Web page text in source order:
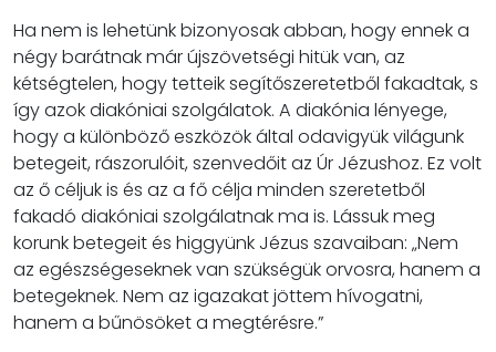
Ha nem is lehetünk bizonyosak abban, hogy ennek a
négy barátnak már újszövetségi hitük van, az
kétségtelen, hogy tetteik segítőszeretetből fakadtak, s
így azok diakóniai szolgálatok. A diakónia lényege,
hogy a különböző eszközök által odavigyük világunk
betegeit, rászorulóit, szenvedőit az Úr Jézushoz. Ez volt
az ő céljuk is és az a fő célja minden szeretetből
fakadó diakóniai szolgálatnak ma is. Lássuk meg
korunk betegeit és higgyünk Jézus szavaiban: „Nem
az egészségeseknek van szükségük orvosra, hanem a
betegeknek. Nem az igazakat jöttem hívogatni,
hanem a bűnösöket a megtérésre.”